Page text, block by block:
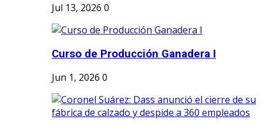
Jul 13, 2026 0
Curso de Producción Ganadera I
Jun 1, 2026 0